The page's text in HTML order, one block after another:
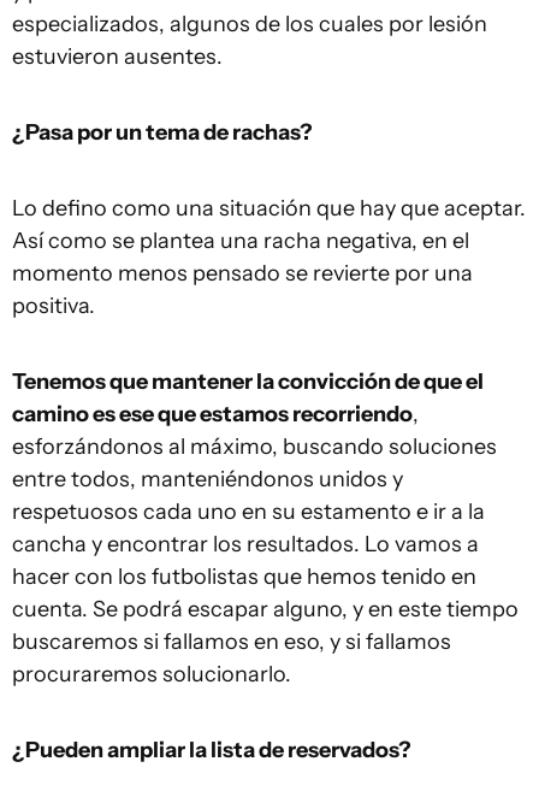
especializados, algunos de los cuales por lesión
estuvieron ausentes.
¿Pasa por un tema de rachas?
Lo defino como una situación que hay que aceptar.
Así como se plantea una racha negativa, en el
momento menos pensado se revierte por una
positiva.
Tenemos que mantener la convicción de que el
camino es ese que estamos recorriendo,
esforzándonos al máximo, buscando soluciones
entre todos, manteniéndonos unidos y
respetuosos cada uno en su estamento e ir a la
cancha y encontrar los resultados. Lo vamos a
hacer con los futbolistas que hemos tenido en
cuenta. Se podrá escapar alguno, y en este tiempo
buscaremos si fallamos en eso, y si fallamos
procuraremos solucionarlo.
¿Pueden ampliar la lista de reservados?